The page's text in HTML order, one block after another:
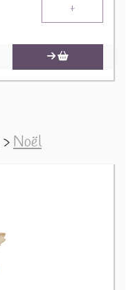
+
>Noël